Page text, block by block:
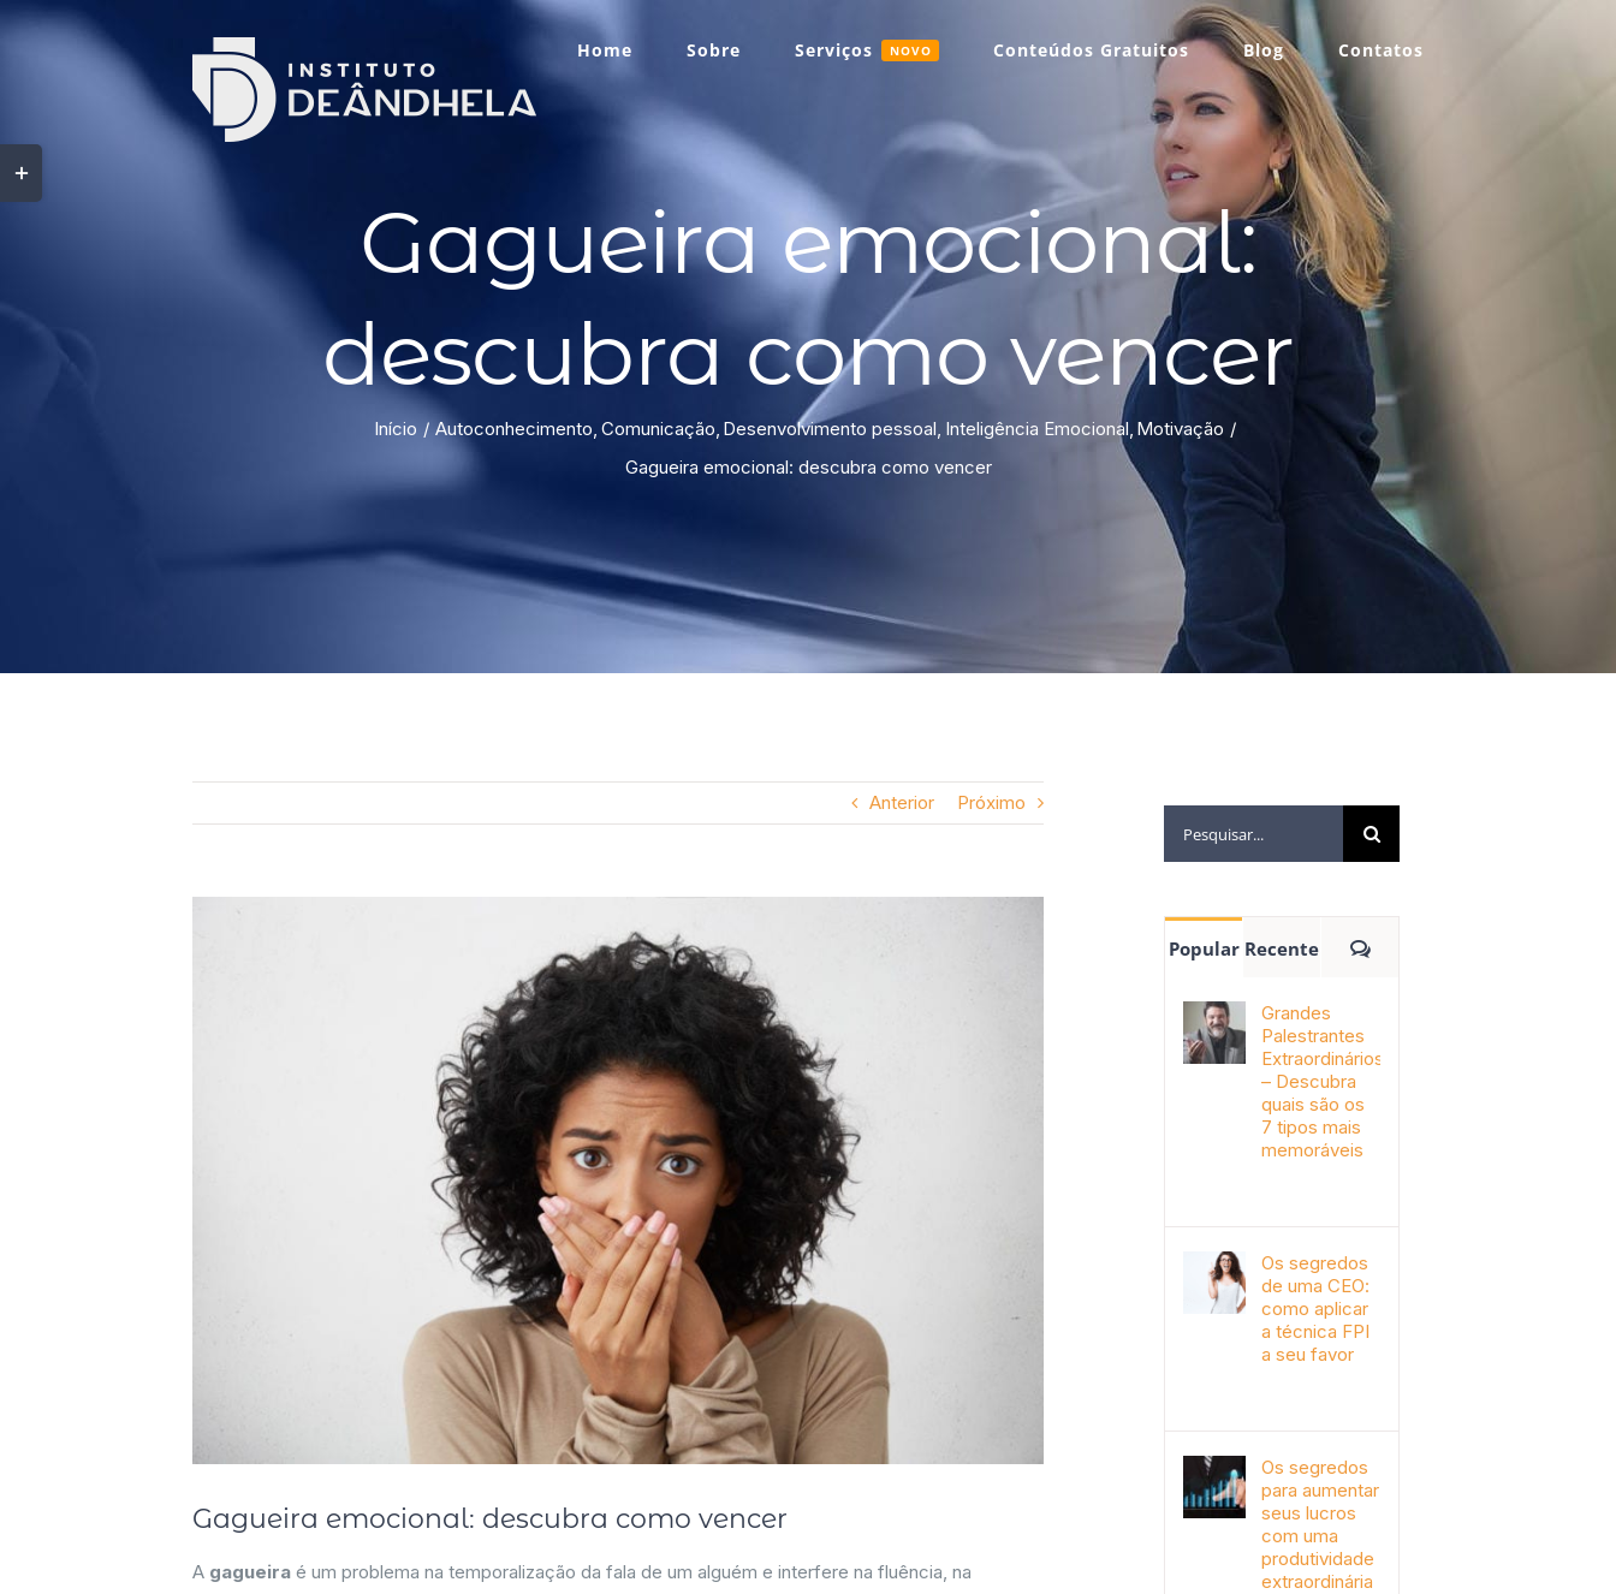
Home Sobre Serviços NOVO Conteúdos Gratuitos Blog Contatos
Gagueira emocional:
descubra como vencer
Início Autoconhecimento Comunicação Desenvolvimento pessoal Inteligência Emocional Motivação
Gagueira emocional: descubra como vencer
Anterior Próximo
Gagueira emocional: descubra como vencer
A gagueira é um problema na temporalização da fala de um alguém e interfere na fluência, na
Popular Recente
Grandes
Palestrantes
Extraordinários
– Descubra
quais são os
7 tipos mais
memoráveis
Os segredos
de uma CEO:
como aplicar
a técnica FPI
a seu favor
Os segredos
para aumentar
seus lucros
com uma
produtividade
extraordinária